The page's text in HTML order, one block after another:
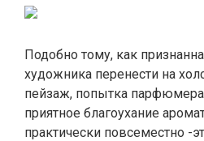
Подобно тому, как
художника перенести на
пейзаж, попытка парфюмера
приятное благоухание
практически повсеместно -